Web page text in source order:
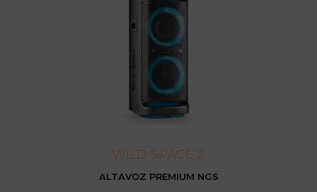
WILD SPACE 2
ALTAVOZ PREMIUM NGS